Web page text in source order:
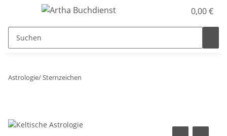
0,00 €
Astrologie/ Sternzeichen